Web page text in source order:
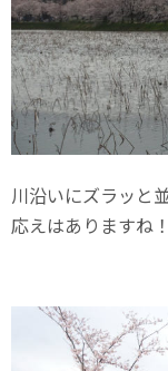
川沿いにズラッと
応えはありますね！